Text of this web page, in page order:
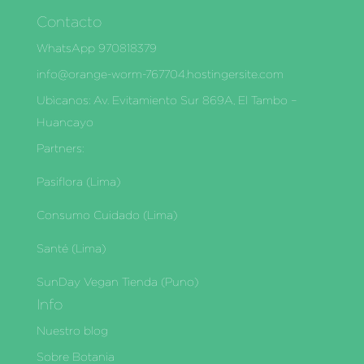
Contacto
WhatsApp 970818379
info@orange-worm-767704.hostingersite.com
Ubìcanos: Av. Evitamiento Sur 869A, El Tambo –
Huancayo
Partners:
Pasiflora (Lima)
Consumo Cuidado (Lima)
Santé (Lima)
SunDay Vegan Tienda (Puno)
Info
Nuestro blog
Sobre Botania